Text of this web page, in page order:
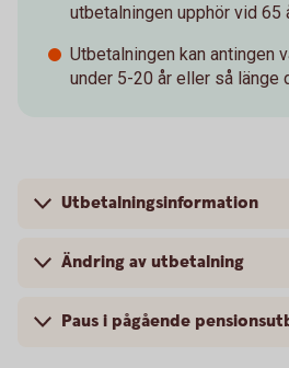
utbetalningen upphör vid 65
Utbetalningen kan antingen
under 5-20 år eller så länge
Utbetalningsinformation
Ändring av utbetalning
Paus i pågående